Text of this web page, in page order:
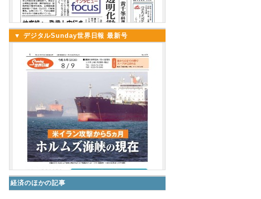
▼ デジタルSunday世界日報 最新号
経済のほかの記事